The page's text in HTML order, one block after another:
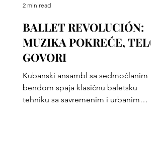
BALLET REVOLUCIÓN:
MUZIKA POKREĆE, TELO
GOVORI
Kubanski ansambl sa sedmočlanim
bendom spaja klasičnu baletsku
tehniku sa savremenim i urbanim
2 min read